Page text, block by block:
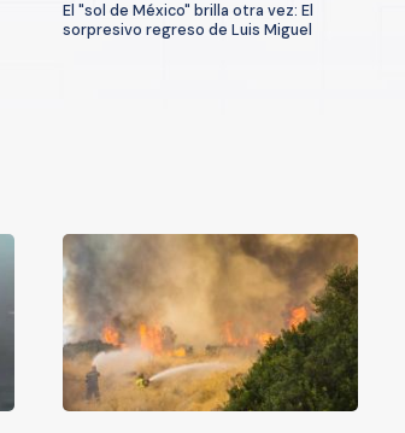
El "sol de México" brilla otra vez: El
sorpresivo regreso de Luis Miguel